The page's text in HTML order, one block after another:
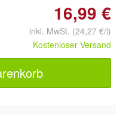
16,99 €
inkl. MwSt. (24,27 €/l)
Kostenloser Versand